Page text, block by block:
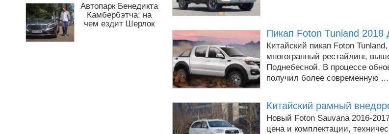
Пикап Foton Tunland 2018
Китайский пикап Foton
многогранный рестайлинг,
Поднебесной. В процессе
получил более современную ...
Китайский рамный
Новый Foton Sauvana 2016-
цена и комплектации,
Автопарк Бенедикта
Камбербэтча: на
чем ездит Шерлок